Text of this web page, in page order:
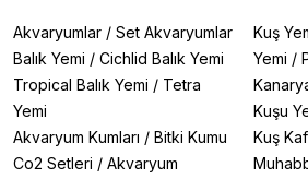
Akvaryumlar / Set Akvaryumlar
Balık Yemi / Cichlid Balık Yemi
Tropical Balık Yemi / Tetra
Yemi
Akvaryum Kumları / Bitki Kumu
Co2 Setleri / Akvaryum
Kuş
Yemi /
Kuşu
Kuş